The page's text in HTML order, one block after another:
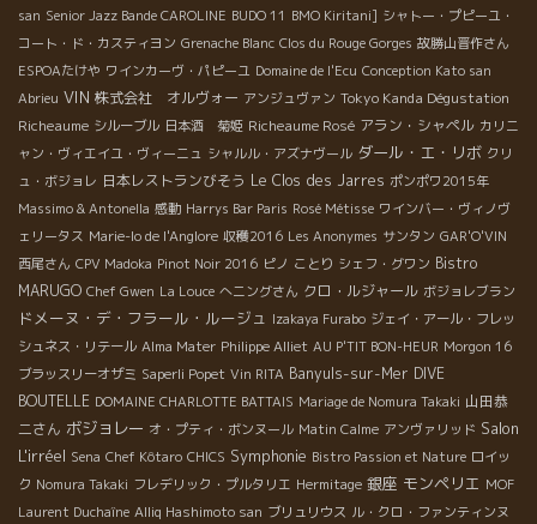
san Senior Jazz Bande CAROLINE BUDO 11 BMO Kiritani] シャトー・プピーユ・
コート・ド・カスティヨン Grenache Blanc Clos du Rouge Gorges 故勝山晋作さん
ESPOAたけや ワインカーヴ・パピーユ Domaine de l'Ecu Conception Kato san
Abrieu VIN 株式会社 オルヴォー アンジュヴァン Tokyo Kanda Dégustation
Richeaume シルーブル 日本酒 菊姫 Richeaume Rosé アラン・シャペル カリニ
ャン・ヴィエイユ・ヴィーニュ シャルル・アズナヴール ダール・エ・リボ クリ
ュ・ボジョレ 日本レストランびそう Le Clos des Jarres ポンポワ2015年
Massimo & Antonella 感動 Harrys Bar Paris Rosé Métisse ワインバー・ヴィノヴ
ェリータス Marie-lo de l'Anglore 収穫2016 Les Anonymes サンタン GAR'O'VIN
西尾さん CPV Madoka Pinot Noir 2016 ピノ ことり シェフ・グワン Bistro
MARUGO Chef Gwen La Louce へニングさん クロ・ルジャール ボジョレブラン
ドメーヌ・デ・フラール・ルージュ Izakaya Furabo ジェイ・アール・フレッ
シュネス・リテール Alma Mater Philippe Alliet AU P'TIT BON-HEUR Morgon 16
ブラッスリーオザミ Saperli Popet Vin RITA Banyuls-sur-Mer DIVE
BOUTELLE DOMAINE CHARLOTTE BATTAIS Mariage de Nomura Takaki 山田恭
二さん ボジョレー オ・プティ・ボンヌール Matin Calme アンヴァリッド Salon
L'irréel Sena Chef Kôtaro CHICS Symphonie Bistro Passion et Nature ロイッ
ク Nomura Takaki フレデリック・プルタリエ Hermitage 銀座 モンペリエ MOF
Laurent Duchaîne Alliq Hashimoto san ブリュリウス ル・クロ・ファンティンヌ